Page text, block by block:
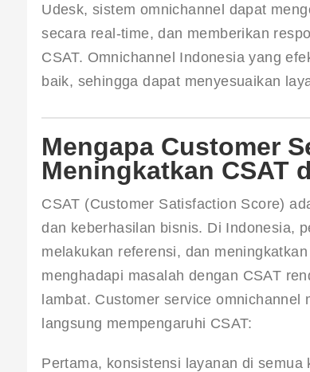
Udesk, sistem omnichannel dapat
secara real-time, dan memberikan
CSAT. Omnichannel Indonesia yang
baik, sehingga dapat menyesuaikan
Mengapa Customer
Meningkatkan CSAT
CSAT (Customer Satisfaction Score)
dan keberhasilan bisnis. Di Indonesia,
melakukan referensi, dan
menghadapi masalah dengan CSAT
lambat. Customer service
langsung mempengaruhi CSAT:
Pertama, konsistensi layanan di